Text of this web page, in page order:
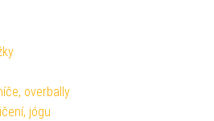
overbally
jógu